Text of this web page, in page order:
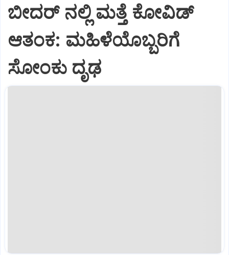
ಬೀದರ್ ನಲ್ಲಿ ಮತ್ತೆ ಕೋವಿಡ್‌
ಆತಂಕ: ಮಹಿಳೆಯೊಬ್ಬರಿಗೆ
ಸೋಂಕು ದೃಢ